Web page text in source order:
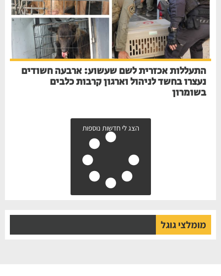
התעללות אכזרית לשם שעשוע: ארבעה חשודים
נעצרו בחשד לניהול וארגון קרבות כלבים
בשומרון
הצג לי חדשות נוספות
מומלצי גוגל